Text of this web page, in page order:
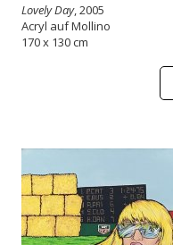
Lovely Day, 2005
Acryl auf Mollino
170 x 130 cm